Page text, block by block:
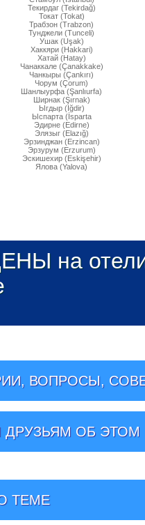
Текирдаг (Tekirdağ)
Токат (Tokat)
Трабзон (Trabzon)
Тунджели (Tunceli)
Ушак (Uşak)
Хаккяри (Hakkari)
Хатай (Hatay)
Чанаккале (Çanakkake)
Чанкыры (Çankırı)
Чорум (Çorum)
Шанлыурфа (Şanlıurfa)
Ширнак (Şırnak)
Ыгдыр (Iğdir)
Ыспарта (İsparta
Эдирне (Edirne)
Элязыг (Elazığ)
Эрзинджан (Erzincan)
Эрзурум (Erzurum)
Эскишехир (Eskişehir)
Ялова (Yalova)
на
ВОПРОСЫ,
ДРУЗЬЯМ ОБ ЭТОМ
ТЕМЕ